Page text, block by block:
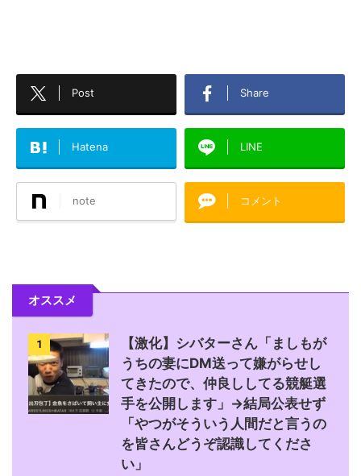
Post Share
Hatena LINE
note コメント
オススメ
1
【激化】シバターさん「ましもが
うちの妻にDM送って嫌がらせし
てきたので、仲良ししてる競艇選
手を公開します」→結局公表せず
「やつがそういう人間だと言うの
を皆さんどうぞ認識してくださ
い」